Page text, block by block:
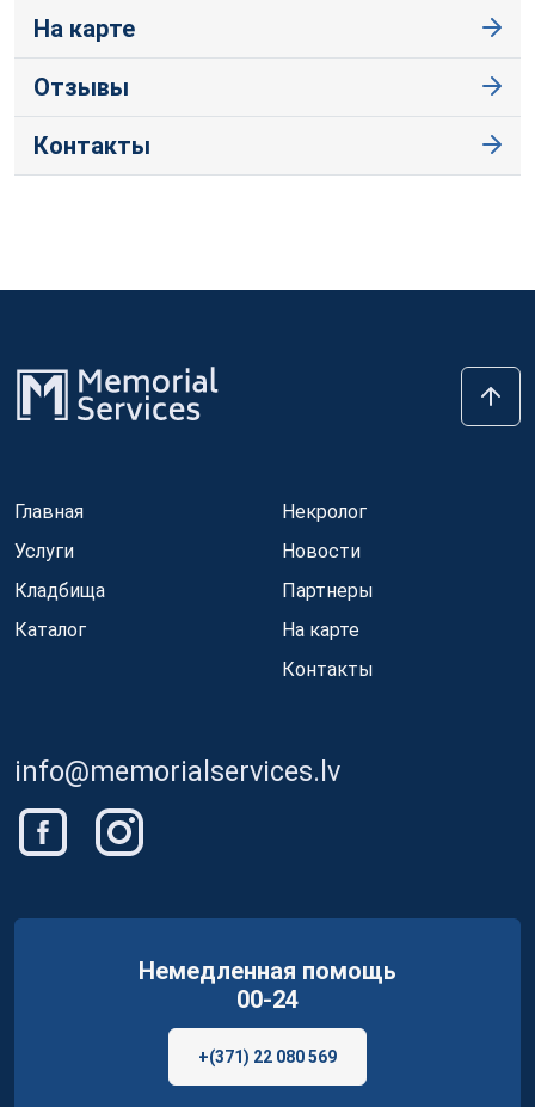
На карте
Отзывы
Контакты
Главная
Услуги
Кладбища
Каталог
Некролог
Новости
Партнеры
На карте
Контакты
info@memorialservices.lv
Немедленная помощь
00-24
+(371) 22 080 569